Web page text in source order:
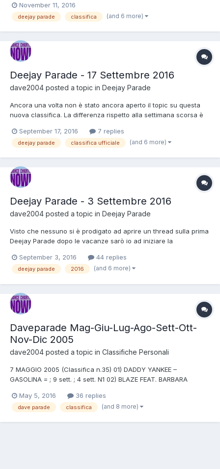
classifica in formato cassetta e (Youtube/Vimeo) per indicare
che l'audio è disponibile su Internet. * I colori acca...
November 11, 2016
deejay parade classifica (and 6 more)
Deejay Parade - 17 Settembre 2016
dave2004 posted a topic in Deejay Parade
Ancora una volta non è stato ancora aperto il topic su questa
nuova classifica. La differenza rispetto alla settimana scorsa è
ancora pubblicato. Da un commento spulciato su Facebook
sembra che Jude & Franks sono entrati in classifica no...
September 17, 2016 7 replies
deejay parade classifica ufficiale (and 6 more)
Deejay Parade - 3 Settembre 2016
dave2004 posted a topic in Deejay Parade
Visto che nessuno si è prodigato ad aprire un thread sulla prima
Deejay Parade dopo le vacanze sarò io ad iniziare la
che non ho avuto il tempo di ascoltarla, che sulla pagina
Facebook non è stato ancora rilasciato l'audio della class...
September 3, 2016 44 replies
deejay parade 2016 (and 6 more)
Daveparade Mag-Giu-Lug-Ago-Sett-Ott-
Nov-Dic 2005
dave2004 posted a topic in Classifiche Personali
7 MAGGIO 2005 (Classifica n.35) 01) DADDY YANKEE –
GASOLINA = ; 9 sett. ; 4 sett. N1 02) BLAZE FEAT. BARBARA
FROM PARIS TO BERLIN = ; 13 sett. ; 2 sett. N1 04) PLANET FUNK –
STOP ME +3 ; 4 sett. 05) JULIET – AVALON (JACQUES LU CONT...
May 5, 2016 36 replies
dave parade classifica (and 8 more)